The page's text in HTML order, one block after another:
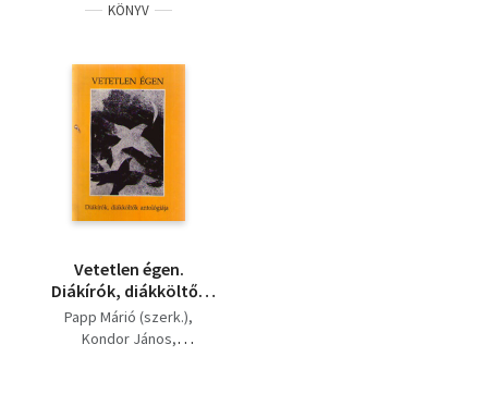
Tankönyv, segédkönyv
Társadalomtudomány
Természettudomány
Történelem
KÖNYV
Vetetlen égen.
Diákírók, diákköltők
antológiája
Papp Márió (szerk.)
Kondor János